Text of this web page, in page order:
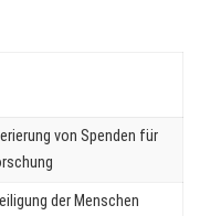
von Spenden für
der Menschen